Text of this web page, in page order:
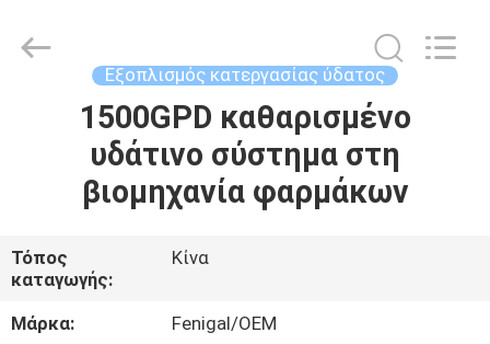
ΠΡΟΪΌΝΤΑ
ΠΕΡΊΠΟΥ
ΕΜΕΊΣ
Technology
Εξοπλισμός κατεργασίας ύδατος
1500GPD καθαρισμένο
υδάτινο σύστημα στη
βιομηχανία φαρμάκων
Τόπος
καταγωγής:
Κίνα
Μάρκα:
Fenigal/OEM